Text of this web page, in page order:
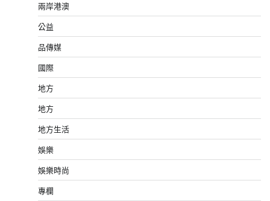
兩岸港澳
公益
品傳媒
國際
地方
地方
地方生活
娛樂
娛樂時尚
專欄